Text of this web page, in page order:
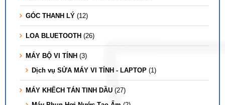
GÓC THANH LÝ (12)
LOA BLUETOOTH (26)
MÁY BỘ VI TÍNH (3)
Dịch vụ SỬA MÁY VI TÍNH - LAPTOP (1)
MÁY KHẾCH TÁN TINH DẦU (27)